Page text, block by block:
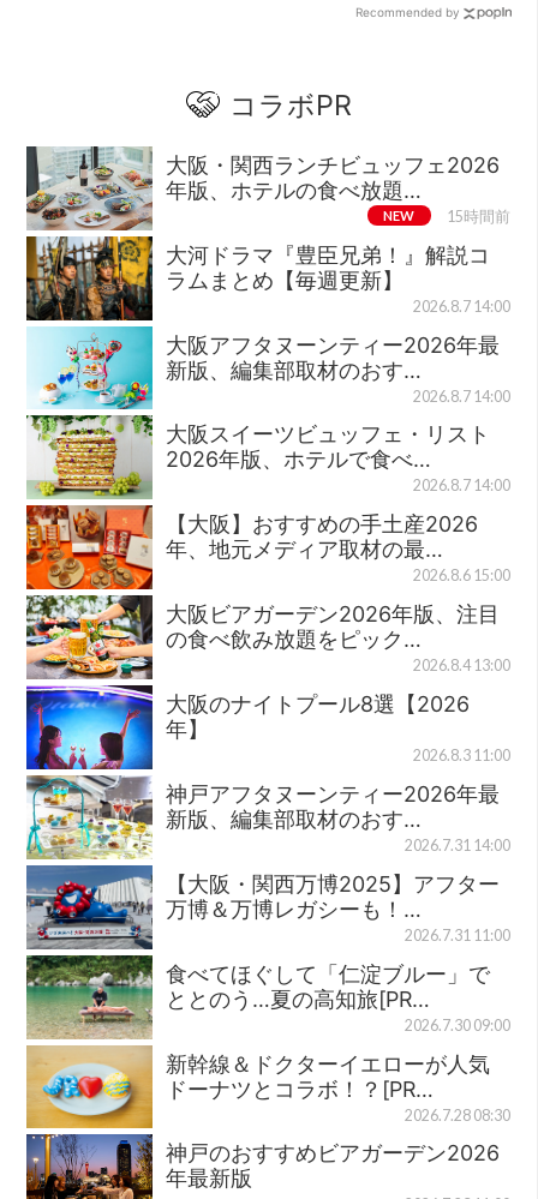
Recommended by
コラボPR
大阪・関西ランチビュッフェ2026
年版、ホテルの食べ放題…
NEW 15時間前
大河ドラマ『豊臣兄弟！』解説コ
ラムまとめ【毎週更新】
2026.8.7 14:00
大阪アフタヌーンティー2026年最
新版、編集部取材のおす…
2026.8.7 14:00
大阪スイーツビュッフェ・リスト
2026年版、ホテルで食べ…
2026.8.7 14:00
【大阪】おすすめの手土産2026
年、地元メディア取材の最…
2026.8.6 15:00
大阪ビアガーデン2026年版、注目
の食べ飲み放題をピック…
2026.8.4 13:00
大阪のナイトプール8選【2026
年】
2026.8.3 11:00
神戸アフタヌーンティー2026年最
新版、編集部取材のおす…
2026.7.31 14:00
【大阪・関西万博2025】アフター
万博＆万博レガシーも！…
2026.7.31 11:00
食べてほぐして「仁淀ブルー」で
ととのう…夏の高知旅[PR…
2026.7.30 09:00
新幹線＆ドクターイエローが人気
ドーナツとコラボ！？[PR…
2026.7.28 08:30
神戸のおすすめビアガーデン2026
年最新版